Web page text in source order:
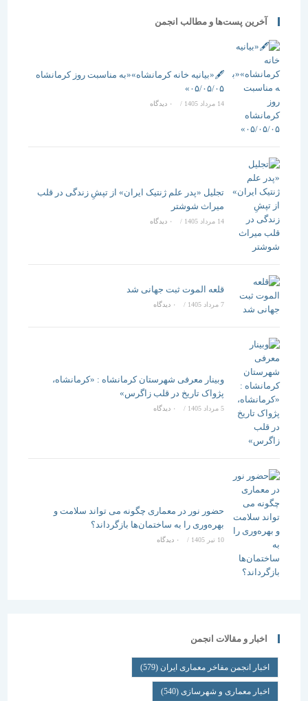
آخرین پست‌ها و مطالب انجمن
🖋️«بیانیه خانه کرمانشاه»«به مناسبت روز کرمانشاه
۰۵/۰۵/۰۵»
/ ۰ دیدگاه
تجلیل «پدر علم ژنتیک ایران» از تپشِ زندگی در قلب
میراث شوشتر
14 مرداد 1405 / ۰ دیدگاه
قلعه الموت ثبت جهانی شد
/ ۰ دیدگاه
وبینار معرفی شهرستان کرمانشاه : «کرمانشاه،
پژواک تاریخ در قلب زاگرس»
5 مرداد 1405 / ۰ دیدگاه
حضور نور در معماری چگونه می تواند سلامت و
بهره‌وری را به ساختمان‌ها بازگرداند؟
/ ۰ دیدگاه
اخبار و مقالات انجمن
اخبار انجمن مفاخر معماری ایران (579)
اخبار معماری و شهرسازی(540)